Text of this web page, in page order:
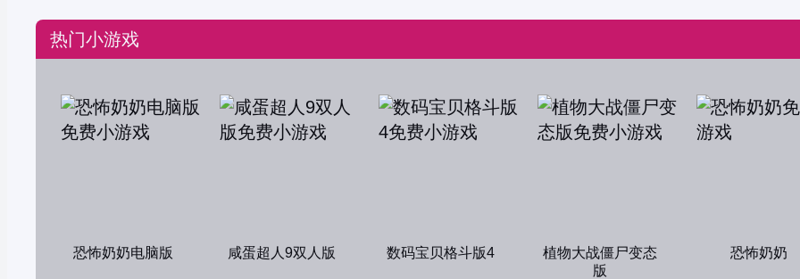
热门小游戏
恐怖奶奶电脑版 咸蛋超人9双人版 数码宝贝格斗版4
植物大战僵尸变态
版
恐怖奶奶